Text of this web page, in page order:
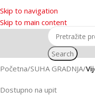
Skip to navigation
Skip to main content
Search
Početna SUHA GRADNJA
Dostupno na upit